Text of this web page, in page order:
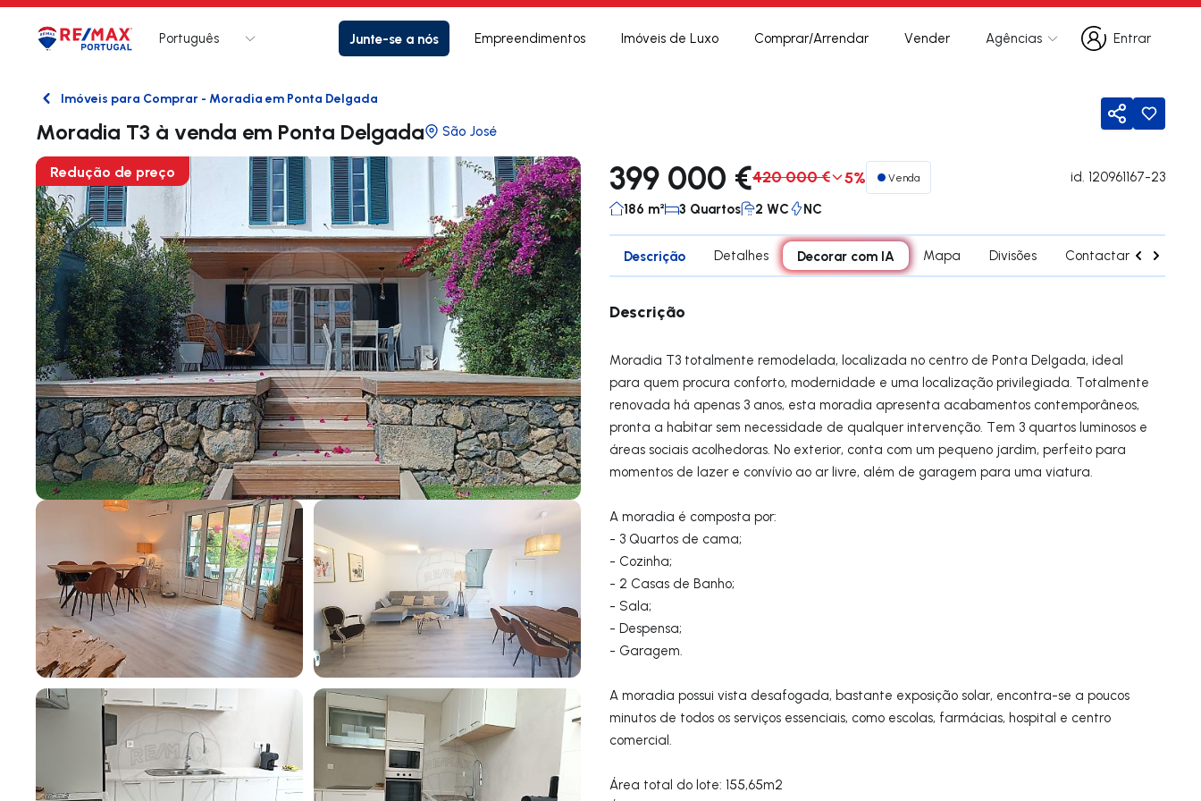
Logo Ir para página inicial
Português Junte-se a nós Empreendimentos Imóveis de Luxo Comprar/Arrendar Vender Agências
Entrar
Entrar
VoltarImóveis para Comprar - Moradia em Ponta Delgada
Moradia T3 à venda em Ponta Delgada São José Partilhar
Redução de preço 399 000 €420 000 € 5% Venda id. 120961167-23
186 m² 3 Quartos 2 WC NC
Descrição Detalhes Decorar com IA Mapa Divisões Contactar agente
Descrição
Moradia T3 totalmente remodelada, localizada no centro de Ponta Delgada, ideal
para quem procura conforto, modernidade e uma localização privilegiada. Totalmente
renovada há apenas 3 anos, esta moradia apresenta acabamentos contemporâneos,
pronta a habitar sem necessidade de qualquer intervenção. Tem 3 quartos luminosos e
áreas sociais acolhedoras. No exterior, conta com um pequeno jardim, perfeito para
momentos de lazer e convívio ao ar livre, além de garagem para uma viatura.
A moradia é composta por:
- 3 Quartos de cama;
- Cozinha;
- 2 Casas de Banho;
- Sala;
- Despensa;
- Garagem.
A moradia possui vista desafogada, bastante exposição solar, encontra-se a poucos
minutos de todos os serviços essenciais, como escolas, farmácias, hospital e centro
comercial.
Área total do lote: 155,65m2